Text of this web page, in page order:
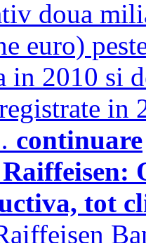
doua
euro)
in 2010 si
in
continuare
Raiffeisen:
tot